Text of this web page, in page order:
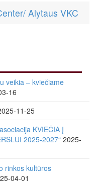
Alytaus VKC
veikia – kviečiame
16
11-25
KVIEČIA Į
2025-2027“ 2025-
rinkos kultūros
04-01